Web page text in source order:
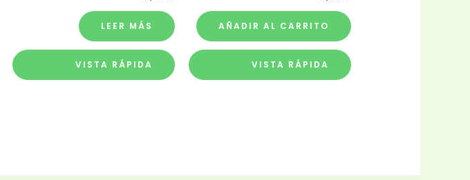
LEER MÁS
VISTA RÁPIDA
AÑADIR AL CARRITO
VISTA RÁPIDA